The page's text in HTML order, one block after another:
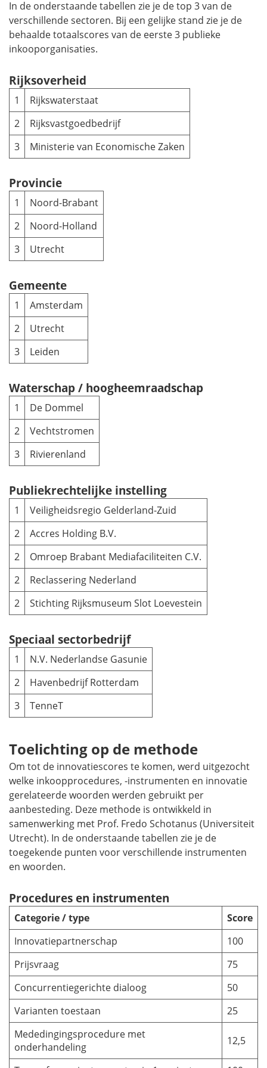
In de onderstaande tabellen zie je de top 3 van de
verschillende sectoren. Bij een gelijke stand zie je de
behaalde totaalscores van de eerste 3 publieke
inkooporganisaties.
Rijksoverheid
1
Rijkswaterstaat
2
Rijksvastgoedbedrijf
3
Ministerie van Economische Zaken
Provincie
1
Noord-Brabant
2
Noord-Holland
3
Utrecht
Gemeente
1
Amsterdam
2
Utrecht
3
Leiden
Waterschap / hoogheemraadschap
1
De Dommel
2
Vechtstromen
3
Rivierenland
Publiekrechtelijke instelling
1
Veiligheidsregio Gelderland-Zuid
2
Accres Holding B.V.
2
Omroep Brabant Mediafaciliteiten C.V.
2
Reclassering Nederland
2
Stichting Rijksmuseum Slot Loevestein
Speciaal sectorbedrijf
1
N.V. Nederlandse Gasunie
2
Havenbedrijf Rotterdam
3
TenneT
Toelichting op de methode
Om tot de innovatiescores te komen, werd uitgezocht
welke inkoopprocedures, -instrumenten en innovatie
gerelateerde woorden werden gebruikt per
aanbesteding. Deze methode is ontwikkeld in
samenwerking met Prof. Fredo Schotanus (Universiteit
Utrecht). In de onderstaande tabellen zie je de
toegekende punten voor verschillende instrumenten
en woorden.
Procedures en instrumenten
Categorie / type
Score
Innovatiepartnerschap
100
Prijsvraag
75
Concurrentiegerichte dialoog
50
Varianten toestaan
25
Mededingingsprocedure met
onderhandeling
12,5